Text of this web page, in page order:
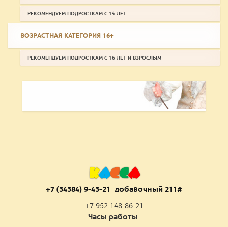
РЕКОМЕНДУЕМ ПОДРОСТКАМ С 14 ЛЕТ
ВОЗРАСТНАЯ КАТЕГОРИЯ 16+
РЕКОМЕНДУЕМ ПОДРОСТКАМ С 16 ЛЕТ И ВЗРОСЛЫМ
КАССА
+7 (34384) 9-43-21 добавочный 211#
+7 952 148-86-21
Часы работы